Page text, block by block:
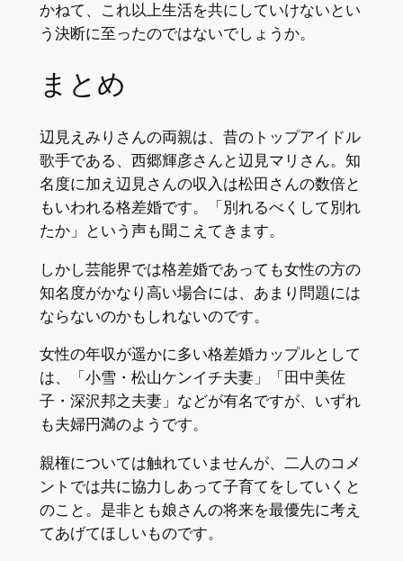
かねて、これ以上生活を共にしていけないとい
う決断に至ったのではないでしょうか。
まとめ
辺見えみりさんの両親は、昔のトップアイドル
歌手である、西郷輝彦さんと辺見マリさん。知
名度に加え辺見さんの収入は松田さんの数倍と
もいわれる格差婚です。「別れるべくして別れ
たか」という声も聞こえてきます。
しかし芸能界では格差婚であっても女性の方の
知名度がかなり高い場合には、あまり問題には
ならないのかもしれないのです。
女性の年収が遥かに多い格差婚カップルとして
は、「小雪・松山ケンイチ夫妻」「田中美佐
子・深沢邦之夫妻」などが有名ですが、いずれ
も夫婦円満のようです。
親権については触れていませんが、二人のコメ
ントでは共に協力しあって子育てをしていくと
のこと。是非とも娘さんの将来を最優先に考え
てあげてほしいものです。